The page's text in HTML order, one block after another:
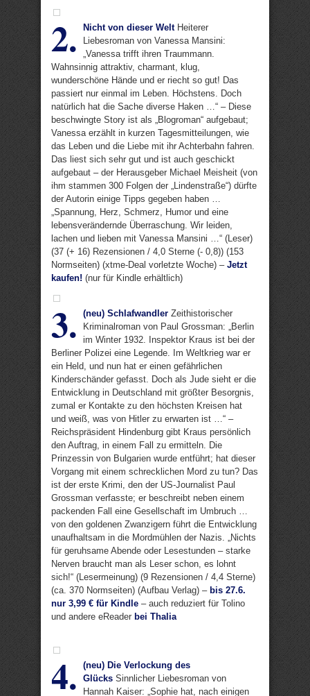
2. Nicht von dieser WeltHeiterer
Liebesroman von Vanessa Mansini:
„Vanessa trifft ihren Traummann.
Wahnsinnig attraktiv, charmant, klug,
wunderschöne Hände und er riecht so gut! Das
passiert nur einmal im Leben. Höchstens. Doch
natürlich hat die Sache diverse Haken …“ – Diese
beschwingte Story ist als „Blogroman“ aufgebaut;
Vanessa erzählt in kurzen Tagesmitteilungen, wie
das Leben und die Liebe mit ihr Achterbahn fahren.
Das liest sich sehr gut und ist auch geschickt
aufgebaut – der Herausgeber Michael Meisheit (von
ihm stammen 300 Folgen der „Lindenstraße“) dürfte
der Autorin einige Tipps gegeben haben …
„Spannung, Herz, Schmerz, Humor und eine
lebensverändernde Überraschung. Wir leiden,
lachen und lieben mit Vanessa Mansini …“ (Leser)
(37 (+ 16) Rezensionen / 4,0 Sterne (- 0,8)) (153
Normseiten) (xtme-Deal vorletzte Woche) – Jetzt
kaufen! (nur für Kindle erhältlich)
3. (neu) Schlafwandler Zeithistorischer
Kriminalroman von Paul Grossman: „Berlin
im Winter 1932. Inspektor Kraus ist bei der
Berliner Polizei eine Legende. Im Weltkrieg war er
ein Held, und nun hat er einen gefährlichen
Kinderschänder gefasst. Doch als Jude sieht er die
Entwicklung in Deutschland mit größter Besorgnis,
zumal er Kontakte zu den höchsten Kreisen hat
und weiß, was von Hitler zu erwarten ist …“ –
Reichspräsident Hindenburg gibt Kraus persönlich
den Auftrag, in einem Fall zu ermitteln. Die
Prinzessin von Bulgarien wurde entführt; hat dieser
Vorgang mit einem schrecklichen Mord zu tun? Das
ist der erste Krimi, den der US-Journalist Paul
Grossman verfasste; er beschreibt neben einem
packenden Fall eine Gesellschaft im Umbruch …
von den goldenen Zwanzigern führt die Entwicklung
unaufhaltsam in die Mordmühlen der Nazis. „Nichts
für geruhsame Abende oder Lesestunden – starke
Nerven braucht man als Leser schon, es lohnt
sich!“ (Lesermeinung) (9 Rezensionen / 4,4 Sterne)
(ca. 370 Normseiten) (Aufbau Verlag) – bis 27.6.
nur 3,99 € für Kindle – auch reduziert für Tolino
und andere eReader bei Thalia
4.
(neu) Die Verlockung des
Glücks Sinnlicher Liebesroman von
Hannah Kaiser: „Sophie hat, nach einigen